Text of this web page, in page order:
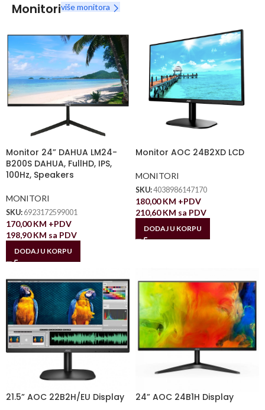
Monitoriviše monitora
Monitor 24” DAHUA LM24-
B200S DAHUA, FullHD, IPS,
100Hz, Speakers
MONITORI
SKU: 6923172599001
170,00KM +PDV
198,90KM sa PDV
DODAJ U KORPU
Monitor AOC 24B2XD LCD
MONITORI
SKU:4038986147170
180,00KM +PDV
210,60KM sa PDV
DODAJ U KORPU
21.5” AOC 22B2H/EU Display 24” AOC 24B1H Display